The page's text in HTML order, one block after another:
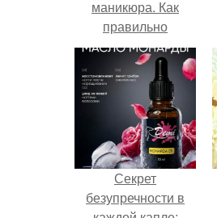
маникюра. Как
правильно
ухаживать за
кистями
Секрет
безупречности в